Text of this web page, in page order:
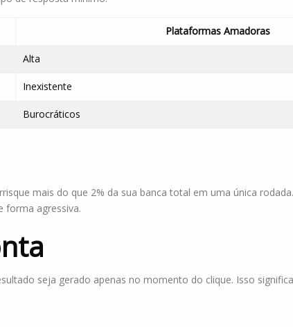
Plataformas Amadoras
Alta
Inexistente
Burocráticos
mais do que 2% da sua banca total em uma única
forma agressiva.
seja gerado apenas no momento do clique. Isso